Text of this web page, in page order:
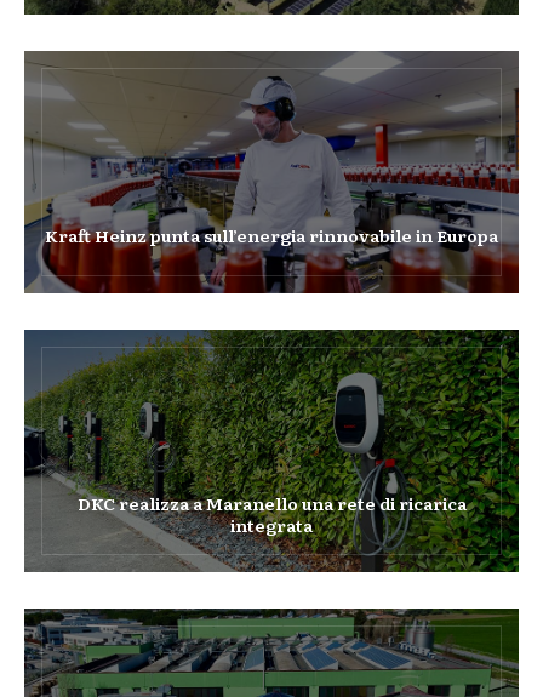
Kraft Heinz punta sull’energia rinnovabile in Europa
DKC realizza a Maranello una rete di ricarica
integrata